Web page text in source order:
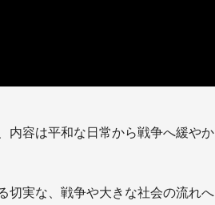
内容は平和な日常から戦争へ緩やか
切実な、戦争や大きな社会の流れへ